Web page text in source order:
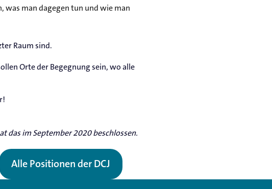
was man dagegen tun und wie man
Raum sind.
Orte der Begegnung sein, wo alle
das im September 2020 beschlossen.
Alle Positionen der DCJ